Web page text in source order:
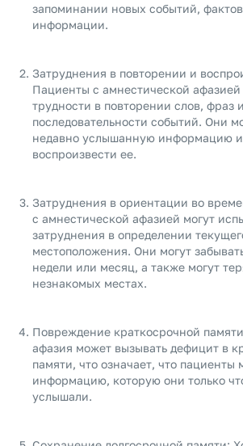
запоминании новых событий,
информации.
Затруднения в повторении и
Пациенты с амнестической афазией
трудности в повторении слов, фраз
последовательности событий. Они
недавно услышанную информацию
воспроизвести ее.
Затруднения в ориентации во
с амнестической афазией могут
затруднения в определении
местоположения. Они могут
недели или месяц, а также могут
незнакомых местах.
Повреждение краткосрочной
афазия может вызывать дефицит в
памяти, что означает, что пациенты
информацию, которую они только
услышали.